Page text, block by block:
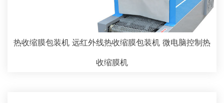
热收缩膜包装机 远红外线热收缩膜包装机 微电脑控制热
收缩膜机